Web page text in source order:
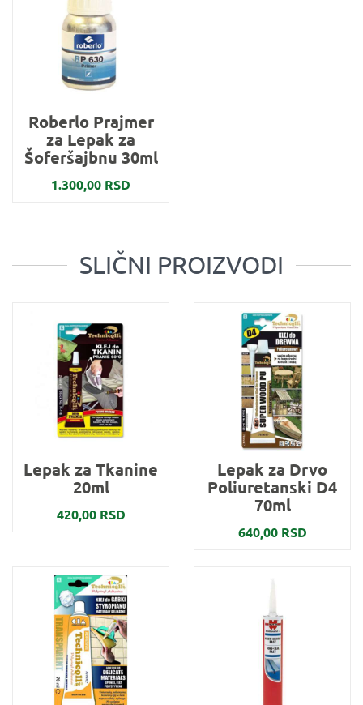
Roberlo Prajmer
za Lepak za
Šoferšajbnu 30ml
1.300,00 RSD
SLIČNI PROIZVODI
Lepak za Tkanine
20ml
420,00 RSD
Lepak za Drvo
Poliuretanski D4
70ml
640,00 RSD